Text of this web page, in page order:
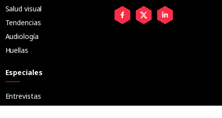
Salud visual
Tendencias
Audiología
Huellas
Especiales
Entrevistas